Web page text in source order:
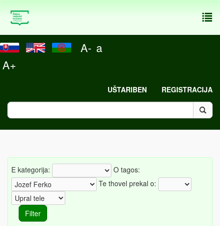
A- a
A+
UŠTARIBEN REGISTRACIJA
E kategorija:
O tagos:
Te thovel prekal o: